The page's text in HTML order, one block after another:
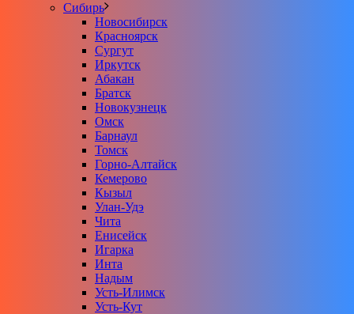
Сибирь
Новосибирск
Красноярск
Сургут
Иркутск
Абакан
Братск
Новокузнецк
Омск
Барнаул
Томск
Горно-Алтайск
Кемерово
Кызыл
Улан-Удэ
Чита
Енисейск
Игарка
Инта
Надым
Усть-Илимск
Усть-Кут